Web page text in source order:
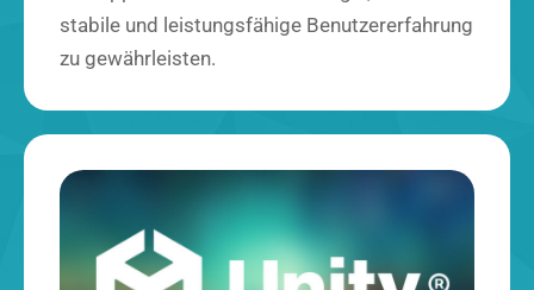
stabile und leistungsfähige Benutzererfahrung
zu gewährleisten.